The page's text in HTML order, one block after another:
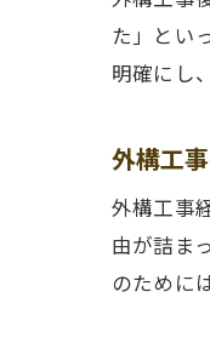
た」とい
明確にし
外構工
外構工事
由が詰ま
のために